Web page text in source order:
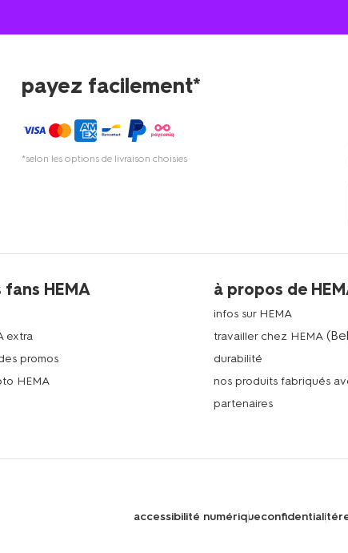
payez facilement*
*selon les options de livraison choisies
fans HEMA
extra
promos
HEMA
à propos de
infos sur HEMA
travailler chez HEMA
durabilité
nos produits fabriqués
partenaires
accessibilité numériqueconfidentialité